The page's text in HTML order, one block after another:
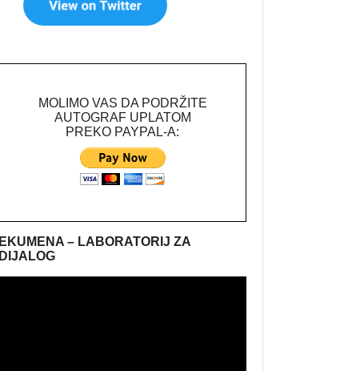
MOLIMO VAS DA PODRŽITE
AUTOGRAF UPLATOM
PREKO PAYPAL-A:
EKUMENA – LABORATORIJ ZA
DIJALOG